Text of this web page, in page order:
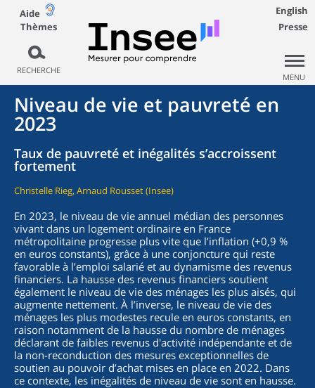
Aide
Thèmes
RECHERCHE
English
Presse
MENU
Niveau de vie et pauvreté en
2023
Taux de pauvreté et inégalités s’accroissent
fortement
Christelle Rieg, Arnaud Rousset (Insee)
En 2023, le niveau de vie annuel médian des personnes
vivant dans un logement ordinaire en France
métropolitaine progresse plus vite que l’inflation (+0,9 %
en euros constants), grâce à une conjoncture qui reste
favorable à l’emploi salarié et au dynamisme des revenus
financiers. La hausse des revenus financiers soutient
également le niveau de vie des ménages les plus aisés, qui
augmente nettement. À l’inverse, le niveau de vie des
ménages les plus modestes recule en euros constants, en
raison notamment de la hausse du nombre de ménages
déclarant de faibles revenus d'activité indépendante et de
la non-reconduction des mesures exceptionnelles de
soutien au pouvoir d’achat mises en place en 2022. Dans
ce contexte, les inégalités de niveau de vie sont en hausse.